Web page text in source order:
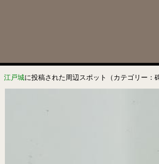
江戸城に投稿された周辺スポット（カテゴリー：